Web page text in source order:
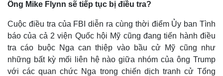
Ông Mike Flynn sẽ tiếp tục bị điều tra?
Cuộc điều tra của FBI diễn ra cùng thời điểm Ủy ban Tình
báo của cả 2 viện Quốc hội Mỹ cũng đang tiến hành điều
tra cáo buộc Nga can thiệp vào bầu cử Mỹ cũng như
những bất kỳ mối liên hệ nào giữa nhóm của ông Trump
với các quan chức Nga trong chiến dịch tranh cử Tổng